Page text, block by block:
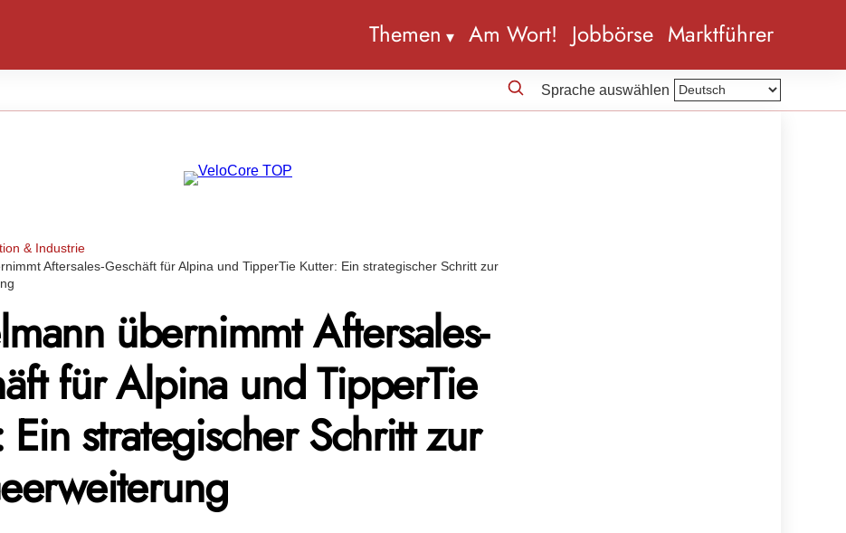
Themen Am Wort! Jobbörse Marktführer
Sprache auswählen
& Industrie
Aftersales-Geschäft für Alpina und TipperTie Kutter: Ein strategischer Schritt zur
übernimmt Aftersales-
für Alpina und TipperTie
Ein strategischer Schritt zur